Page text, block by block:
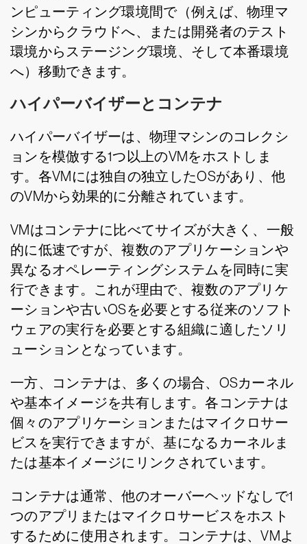
ンピューティング環境間で（例えば、物理マ
シンからクラウドへ、または開発者のテスト
環境からステージング環境、そして本番環境
へ）移動できます。
ハイパーバイザーとコンテナ
ハイパーバイザーは、物理マシンのコレクシ
ョンを模倣する1つ以上のVMをホストしま
す。各VMには独自の独立したOSがあり、他
のVMから効果的に分離されています。
VMはコンテナに比べてサイズが大きく、一般
的に低速ですが、複数のアプリケーションや
異なるオペレーティングシステムを同時に実
行できます。これが理由で、複数のアプリケ
ーションや古いOSを必要とする従来のソフト
ウェアの実行を必要とする組織に適したソリ
ューションとなっています。
一方、コンテナは、多くの場合、OSカーネル
や基本イメージを共有します。各コンテナは
個々のアプリケーションまたはマイクロサー
ビスを実行できますが、基になるカーネルま
たは基本イメージにリンクされています。
コンテナは通常、他のオーバーヘッドなしで1
つのアプリまたはマイクロサービスをホスト
するために使用されます。コンテナは、VMよ